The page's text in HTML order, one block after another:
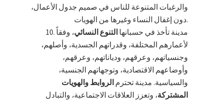
والرغبات المتنوعة للناس في صميم جدول الأعمال،
دون إغفال النساء وغيرها من الهويات.
مدينة تأخذ في حسبانها التنوع النسائي، وفقاً
لأعمارهم المختلفة، وقدراتهم الجسدية، وأصلهم،
وجنسياتهم، وعرقهم، ودياناتهم، وعرقهم،
وأوضاعهم الاقتصادية، وتوجهاتهم الجنسية،
والسياسية. مدينة تحترم الروابط والهويات
المشتركة، وتعزز العلاقات الاجتماعية، والتبادل